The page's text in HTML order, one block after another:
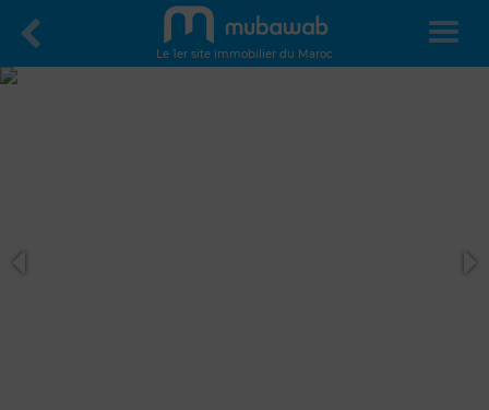
Le 1er site immobilier du Maroc